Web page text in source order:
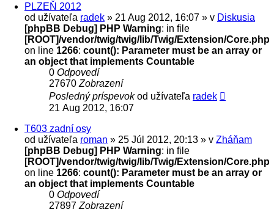
PLZEŇ 2012
od užívateľa radek » 21 Aug 2012, 16:07 » v Diskusia
[phpBB Debug] PHP Warning: in file
[ROOT]/vendor/twig/twig/lib/Twig/Extension/Core.php
on line 1266: count(): Parameter must be an array or
an object that implements Countable
0 Odpovedí
27670 Zobrazení
Posledný príspevokod užívateľa radek
21 Aug 2012, 16:07
T603 zadní osy
od užívateľa roman » 25 Júl 2012, 20:13 » v Zháňam
[phpBB Debug] PHP Warning: in file
[ROOT]/vendor/twig/twig/lib/Twig/Extension/Core.php
on line 1266: count(): Parameter must be an array or
an object that implements Countable
0 Odpovedí
27897 Zobrazení